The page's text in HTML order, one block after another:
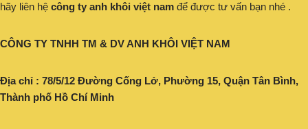
hãy liên hệ công ty anh khôi việt nam để được tư vấn bạn nhé .
CÔNG TY TNHH TM & DV ANH KHÔI VIỆT NAM
Địa chỉ : 78/5/12 Đường Cống Lở, Phường 15, Quận Tân Bình,
Thành phố Hồ Chí Minh